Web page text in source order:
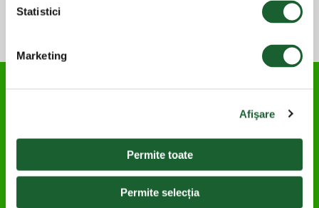
Statistici
Marketing
Afişare
Permite toate
Permite selecția
Cine spune că fără lactoză înseamnă compromis? Iată
un desert rafinat și elegant, care cu siguranță va fi
atracția oricărei petreceri. Încearc-o cu încredere, e
deja testată de prietena noastră Iulia de la